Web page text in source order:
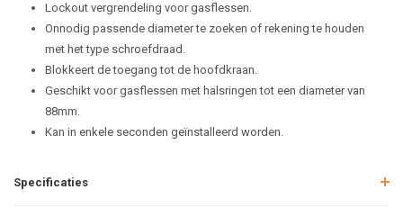
Lockout vergrendeling voor gasflessen.
Onnodig passende diameter te zoeken of rekening te houden
met het type schroefdraad.
Blokkeert de toegang tot de hoofdkraan.
Geschikt voor gasflessen met halsringen tot een diameter van
88mm.
Kan in enkele seconden geïnstalleerd worden.
Specificaties